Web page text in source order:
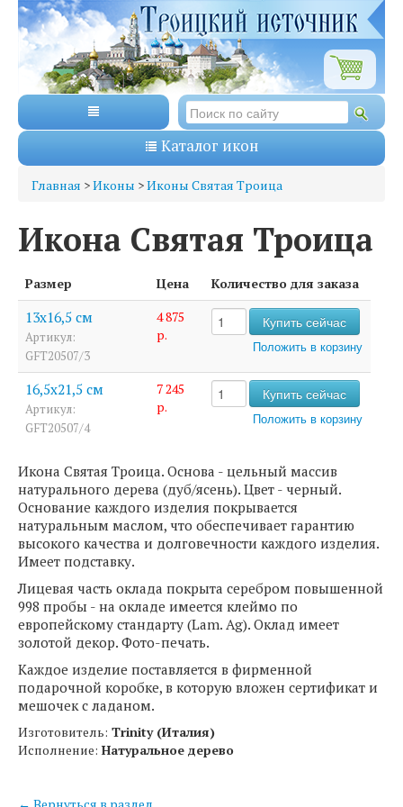
Каталог икон
Главная >Иконы >Иконы Святая Троица
Икона Святая Троица
Размер Цена Количество для заказа
13х16,5 см
Артикул:
GFT20507/3
4 875
р.
16,5х21,5 см
Артикул:
GFT20507/4
7 245
р.
Икона Святая Троица. Основа - цельный массив
натурального дерева (дуб/ясень). Цвет - черный.
Основание каждого изделия покрывается
натуральным маслом, что обеспечивает гарантию
высокого качества и долговечности каждого изделия.
Имеет подставку.
Лицевая часть оклада покрыта серебром повышенной
998 пробы - на окладе имеется клеймо по
европейскому стандарту (Lam. Ag). Оклад имеет
золотой декор. Фото-печать.
Каждое изделие поставляется в фирменной
подарочной коробке, в которую вложен сертификат и
мешочек с ладаном.
Изготовитель: Trinity (Италия)
Исполнение: Натуральное дерево